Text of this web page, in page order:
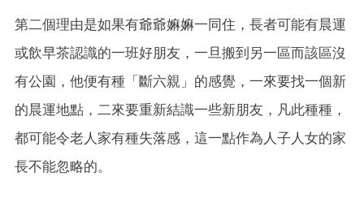
第二個理由是如果有爺爺嫲嫲一同住，長者可能有晨運
或飲早茶認識的一班好朋友，一旦搬到另一區而該區沒
有公園，他便有種「斷六親」的感覺，一來要找一個新
的晨運地點，二來要重新結識一些新朋友，凡此種種，
都可能令老人家有種失落感，這一點作為人子人女的家
長不能忽略的。